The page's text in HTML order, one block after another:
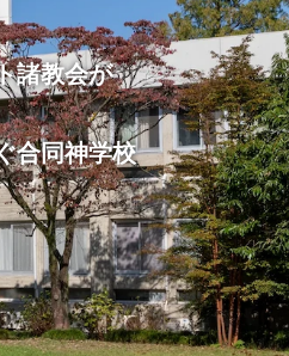
諸教会が
合同神学校